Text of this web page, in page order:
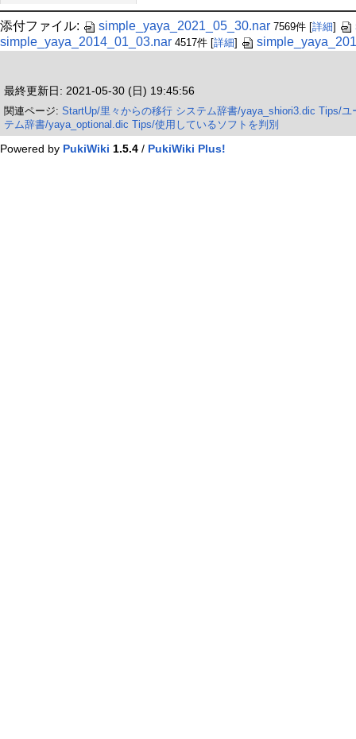
添付ファイル: simple_yaya_2021_05_30.nar 7569件 [詳細]
simple_yaya_2014_01_03.nar 4517件 [詳細]
最終更新日: 2021-05-30 (日) 19:45:56
関連ページ: StartUp/里々からの移行 システム辞書/yaya_shiori3.dic Tips/ユ
テム辞書/yaya_optional.dic Tips/使用しているソフトを判別
Powered by PukiWiki 1.5.4 / PukiWiki Plus!